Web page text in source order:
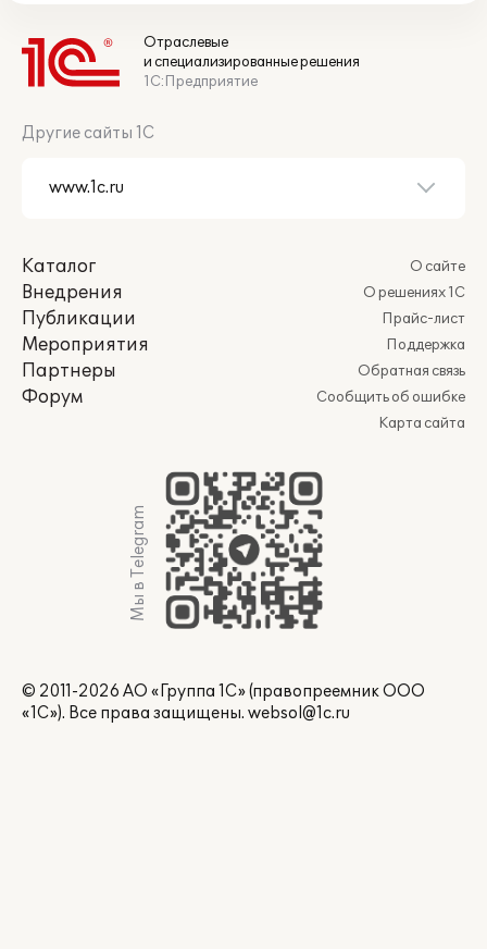
Отраслевые
и специализированные решения
1С:Предприятие
Другие сайты 1С
Каталог
Внедрения
Публикации
Мероприятия
Партнеры
Форум
О сайте
О решениях 1С
Прайс-лист
Поддержка
Обратная связь
Сообщить об ошибке
Карта сайта
Мы в Telegram
© 2011-2026 АО «Группа 1С» (правопреемник ООО
«1С»). Все права защищены. websol@1c.ru